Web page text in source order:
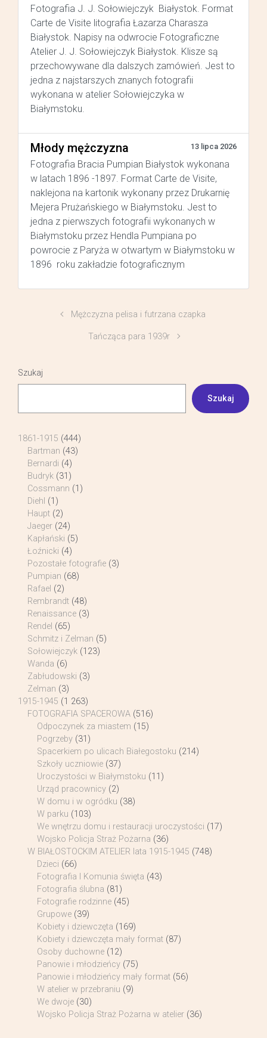
Fotografia J. J. Sołowiejczyk Białystok. Format
Carte de Visite litografia Łazarza Charasza
Białystok. Napisy na odwrocie Fotograficzne
Atelier J. J. Sołowiejczyk Białystok. Klisze są
przechowywane dla dalszych zamówień. Jest to
jedna z najstarszych znanych fotografii
wykonana w atelier Sołowiejczyka w
Białymstoku.
Młody mężczyzna 13 lipca 2026
Fotografia Bracia Pumpian Białystok wykonana
w latach 1896 -1897. Format Carte de Visite,
naklejona na kartonik wykonany przez Drukarnię
Mejera Prużańskiego w Białymstoku. Jest to
jedna z pierwszych fotografii wykonanych w
Białymstoku przez Hendla Pumpiana po
powrocie z Paryża w otwartym w Białymstoku w
1896 roku zakładzie fotograficznym
Mężczyzna pelisa i futrzana czapka
Tańcząca para 1939r
Szukaj
Szukaj
1861-1915 (444)
Bartman (43)
Bernardi (4)
Budryk (31)
Cossmann (1)
Diehl (1)
Haupt (2)
Jaeger (24)
Kapłański (5)
Łoźnicki (4)
Pozostałe fotografie (3)
Pumpian (68)
Rafael (2)
Rembrandt (48)
Renaissance (3)
Rendel (65)
Schmitz i Zelman (5)
Sołowiejczyk (123)
Wanda (6)
Zabłudowski (3)
Zelman (3)
1915-1945 (1 263)
FOTOGRAFIA SPACEROWA (516)
Odpoczynek za miastem (15)
Pogrzeby (31)
Spacerkiem po ulicach Białegostoku (214)
Szkoły uczniowie (37)
Uroczystości w Białymstoku (11)
Urząd pracownicy (2)
W domu i w ogródku (38)
W parku (103)
We wnętrzu domu i restauracji uroczystości (17)
Wojsko Policja Straż Pożarna (36)
W BIAŁOSTOCKIM ATELIER lata 1915-1945 (748)
Dzieci (66)
Fotografia I Komunia święta (43)
Fotografia ślubna (81)
Fotografie rodzinne (45)
Grupowe (39)
Kobiety i dziewczęta (169)
Kobiety i dziewczęta mały format (87)
Osoby duchowne (12)
Panowie i młodzieńcy (75)
Panowie i młodzieńcy mały format (56)
W atelier w przebraniu (9)
We dwoje (30)
Wojsko Policja Straż Pożarna w atelier (36)